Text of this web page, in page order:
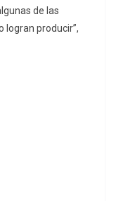
de las
logran producir”,